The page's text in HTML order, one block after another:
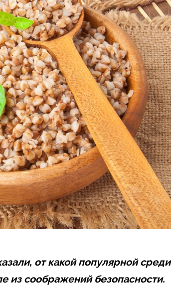
от какой популярной среди
из соображений безопасности.